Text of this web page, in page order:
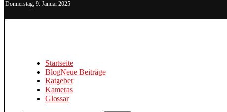
Donnerstag, 9. Januar 2025
Startseite
BlogNeue Beiträge
Ratgeber
Kameras
Glossar